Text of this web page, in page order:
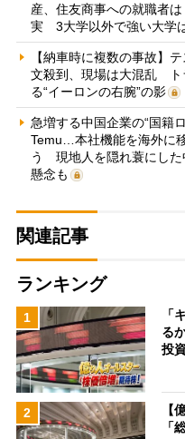
産、住友商事への就職者
実 3大学以外で強い大学
【納車時に複数の事故】
文殺到、現場は大混乱 ト
る“イーロンの右腕”の影
急増する中国企業の“国籍
Temu…本社機能を海外に
う 現地人を隠れ蓑にした
懸念も
関連記事
ランキング
1
「
る
投
2
【
「